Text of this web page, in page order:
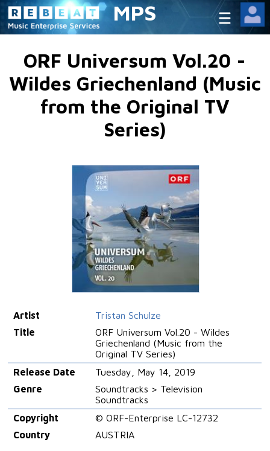
MPS
ORF Universum Vol.20 -
Wildes Griechenland (Music
from the Original TV
Series)
Artist
Tristan Schulze
Title
ORF Universum Vol.20 - Wildes
Griechenland (Music from the
Original TV Series)
Release Date
Tuesday, May 14, 2019
Genre
Soundtracks > Television
Soundtracks
Copyright
© ORF-Enterprise LC-12732
Country
AUSTRIA